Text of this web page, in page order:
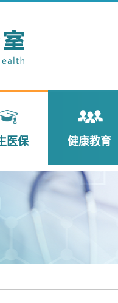
医保 健康教育